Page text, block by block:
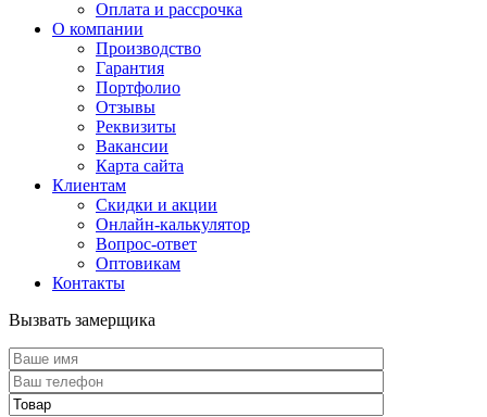
Оплата и рассрочка
О компании
Производство
Гарантия
Портфолио
Отзывы
Реквизиты
Вакансии
Карта сайта
Клиентам
Скидки и акции
Онлайн-калькулятор
Вопрос-ответ
Оптовикам
Контакты
Вызвать замерщика